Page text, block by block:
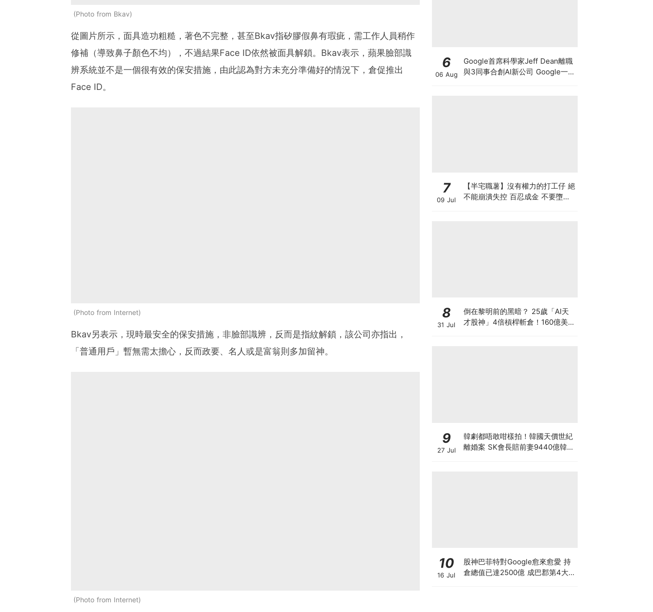
Photo from Bkav
從圖片所示，面具造功粗糙，著色不完整，甚至Bkav指矽膠假鼻有瑕疵，需工作人員稍作
修補（導致鼻子顏色不均），不過結果Face ID依然被面具解鎖。Bkav表示，蘋果臉部識
辨系統並不是一個很有效的保安措施，由此認為對方未充分準備好的情況下，倉促推出
Face ID。
Photo from Internet
Bkav另表示，現時最安全的保安措施，非臉部識辨，反而是指紋解鎖，該公司亦指出，
「普通用戶」暫無需太擔心，反而政要、名人或是富翁則多加留神。
Photo from Internet
6
06 Aug
Google首席科學家Jeff Dean離職
與3同事合創AI新公司 Google一夜
7
09 Jul
【半宅職薯】沒有權力的打工仔 絕
不能崩潰失控 百忍成金 不要墮入
8
31 Jul
倒在黎明前的黑暗？ 25歲「AI天
才股神」4倍槓桿斬倉！160億美元
9
27 Jul
韓劇都唔敢咁樣拍！韓國天價世紀
離婚案 SK會長賠前妻9440億韓
10
16 Jul
股神巴菲特對Google愈來愈愛 持
倉總值已達2500億 成巴郡第4大